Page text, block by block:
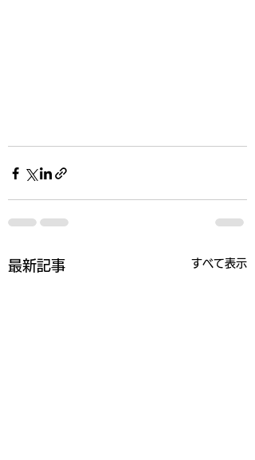
最新記事 すべて表示